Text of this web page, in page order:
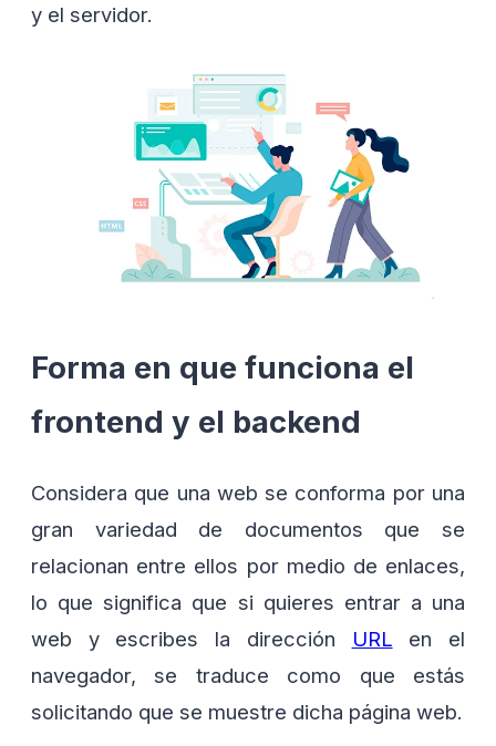
y el servidor.
Forma en que funciona el
frontend y el backend
Considera que una web se conforma por una
gran variedad de documentos que se
relacionan entre ellos por medio de enlaces,
lo que significa que si quieres entrar a una
web y escribes la dirección
URL en el
navegador, se traduce como que estás
solicitando que se muestre dicha página web.